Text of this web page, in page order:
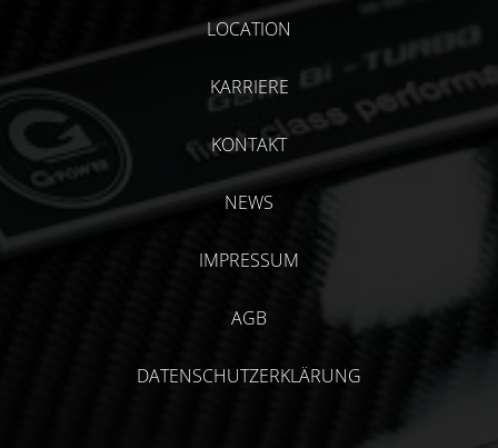
LOCATION
KARRIERE
KONTAKT
NEWS
IMPRESSUM
AGB
DATENSCHUTZERKLÄRUNG